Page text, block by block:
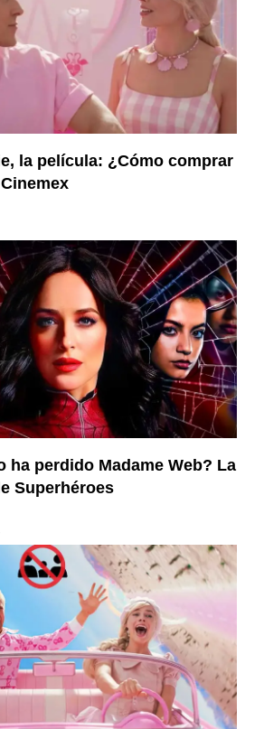
la película: ¿Cómo comprar
ha perdido Madame Web? La
Superhéroes